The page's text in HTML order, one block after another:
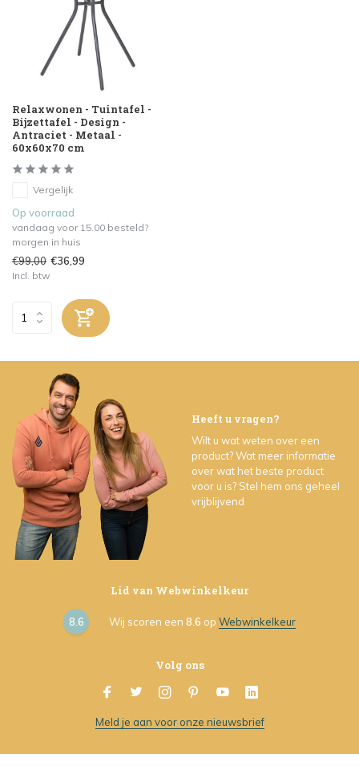
Relaxwonen - Tuintafel -
Bijzettafel - Design -
Antraciet - Metaal -
60x60x70 cm
Vergelijk
Op voorraad
vandaag voor 15.00 besteld?
morgen in huis
€99,00 €36,99
Incl. btw
Heeft u vragen?
Wilt u wat weten over een
product? Wat meer informatie
over wat het beste product
voor u is? Stel hem ons geheel
vrijblijvend
Lid van Webwinkelkeur
8.6 Wij scoren een 8.6 op Webwinkelkeur
Volg ons
Meld je aan voor onze nieuwsbrief